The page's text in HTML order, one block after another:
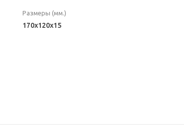
Размеры (мм.)
170x120x15